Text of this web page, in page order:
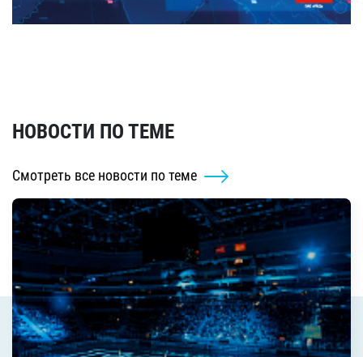
НОВОСТИ ПО ТЕМЕ
Смотреть все новости по теме